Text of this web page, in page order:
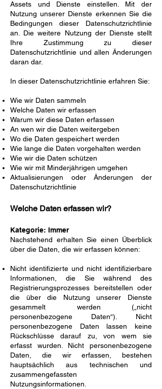
Assets und Dienste einstellen. Mit der
Nutzung unserer Dienste erkennen Sie die
Bedingungen dieser Datenschutzrichtlinie
an. Die weitere Nutzung der Dienste stellt
Ihre Zustimmung zu dieser
Datenschutzrichtlinie und allen Änderungen
daran dar.
In dieser Datenschutzrichtlinie erfahren Sie:
Wie wir Daten sammeln
Welche Daten wir erfassen
Warum wir diese Daten erfassen
An wen wir die Daten weitergeben
Wo die Daten gespeichert werden
Wie lange die Daten vorgehalten werden
Wie wir die Daten schützen
Wie wir mit Minderjährigen umgehen
Aktualisierungen oder Änderungen der
Datenschutzrichtlinie
Welche Daten erfassen wir?
Kategorie: Immer
Nachstehend erhalten Sie einen Überblick
über die Daten, die wir erfassen können:
Nicht identifizierte und nicht identifizierbare
Informationen, die Sie während des
Registrierungsprozesses bereitstellen oder
die über die Nutzung unserer Dienste
gesammelt werden („nicht
personenbezogene Daten“). Nicht
personenbezogene Daten lassen keine
Rückschlüsse darauf zu, von wem sie
erfasst wurden. Nicht personenbezogene
Daten, die wir erfassen, bestehen
hauptsächlich aus technischen und
zusammengefassten
Nutzungsinformationen.